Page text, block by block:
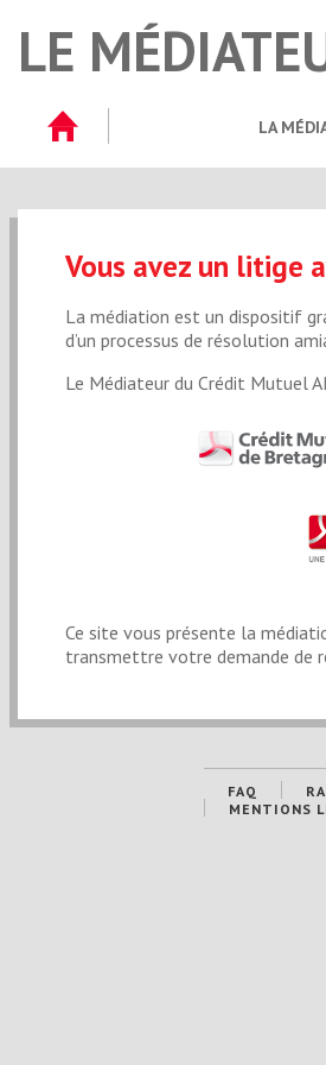
LE
LA
Vous avez un litige
La médiation est un dispositif
d’un processus de résolution
Le Médiateur du Crédit Mutuel
Ce site vous présente la
transmettre votre demande de
FAQ
MENTIONS